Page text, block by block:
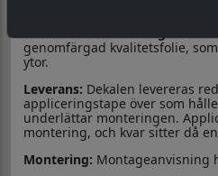
genomfärgad kvalitetsfolie,
ytor.
Leverans: Dekalen levereras
appliceringstape över som
underlättar monteringen.
montering, och kvar sitter då
Montering: Montageanvisning